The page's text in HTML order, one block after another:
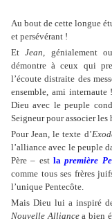
Au bout de cette longue
et persévérant !
EtJean, génialement
démontre à ceux qui
l’écoute distraite des
ensemble, ami
Dieu avec le peuple
Seigneur pour associer
Pour Jean, le texte d’
l’alliance avec le peuple
Père – estlapremière
comme tous ses frères
l’unique Pentecôte.
Mais Dieu lui a inspiré
Nouvelle Alliancea bien